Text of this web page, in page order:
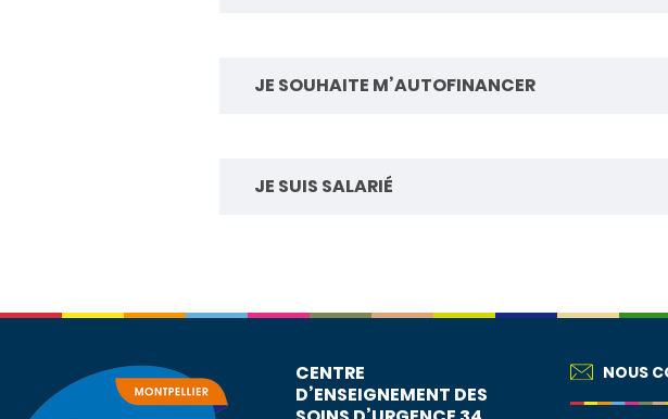
JE SOUHAITE M’AUTOFINANCER
JE SUIS SALARIÉ
CENTRE
D’ENSEIGNEMENT DES
NOUS